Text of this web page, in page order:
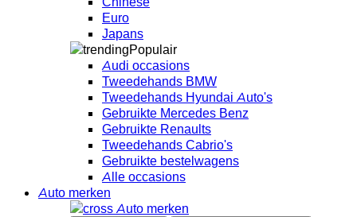
Euro
Japans
Populair
Audi occasions
Tweedehands BMW
Tweedehands Hyundai Auto's
Gebruikte Mercedes Benz
Gebruikte Renaults
Tweedehands Cabrio's
Gebruikte bestelwagens
Alle occasions
Auto merken
Auto merken